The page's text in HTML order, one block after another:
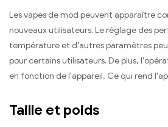
Les vapes de mod peuvent apparaître
nouveaux utilisateurs. Le réglage des
température et d'autres paramètres
pour certains utilisateurs. De plus,
en fonction de l'appareil, Ce qui rend
Taille et poids